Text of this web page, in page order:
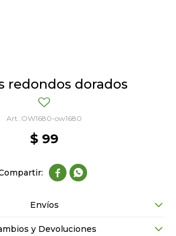
redondos dorados
OW1680-ow1680
$ 99
 
Envíos
y Devoluciones